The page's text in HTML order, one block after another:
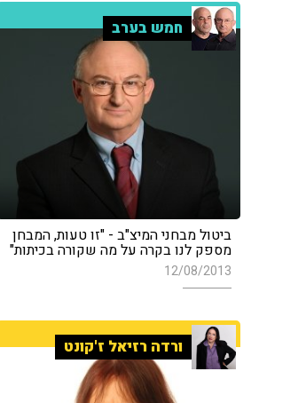
חמש בערב
ביטול מבחני המיצ"ב - "זו טעות, המבחן
מספק לנו בקרה על מה שקורה בכיתות"
12/08/2013
ורדה רזיאל ז'קונט